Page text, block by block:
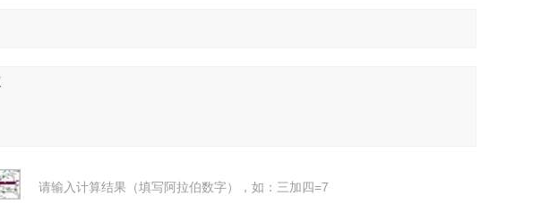
请输入计算结果（填写阿拉伯数字），如：三加四=7